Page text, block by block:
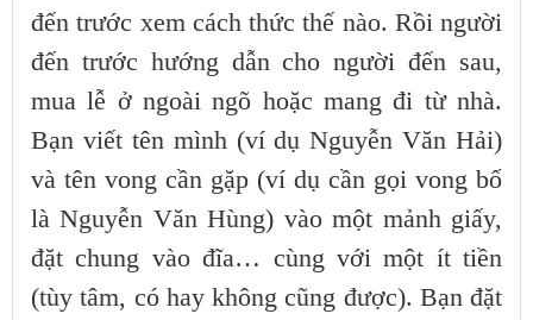
đến trước xem cách thức thế nào. Rồi người
đến trước hướng dẫn cho người đến sau,
mua lễ ở ngoài ngõ hoặc mang đi từ nhà.
Bạn viết tên mình (ví dụ Nguyễn Văn Hải)
và tên vong cần gặp (ví dụ cần gọi vong bố
là Nguyễn Văn Hùng) vào một mảnh giấy,
đặt chung vào đĩa… cùng với một ít tiền
(tùy tâm, có hay không cũng được). Bạn đặt